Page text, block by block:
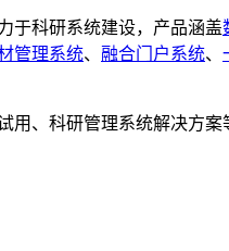
科研系统建设，产品涵盖
管理系统、 融合门户系统、
、科研管理系统解决方案